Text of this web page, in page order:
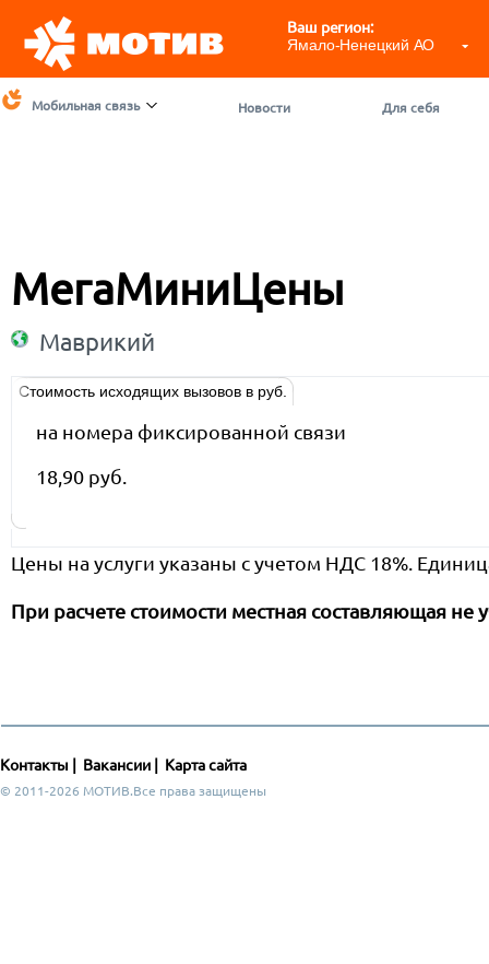
Ваш регион:
Ямало-Ненецкий АО
Мобильная связь Новости Для себя
МегаМиниЦены
Маврикий
Стоимость исходящих вызовов в руб.
на номера фиксированной связи
18,90 руб.
Цены на услуги указаны с учетом НДС 18%.
При расчете стоимости местная составляющая не
Контакты Вакансии Карта сайта
© 2011-2026 МОТИВ.Все права защищены